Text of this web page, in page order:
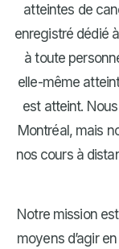
atteintes de
enregistré dédié
à toute
elle-même
est atteint.
Montréal, mais
nos cours à
Notre mission
moyens d’agir